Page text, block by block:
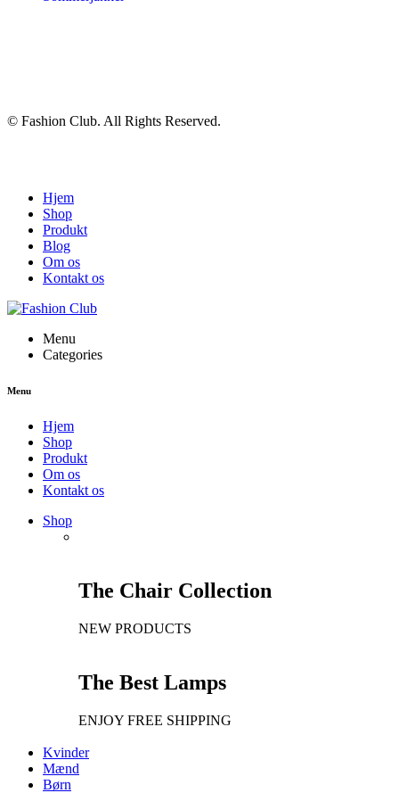
© Fashion Club. All Rights Reserved.
Hjem
Shop
Produkt
Blog
Om os
Kontakt os
Menu
Categories
Menu
Hjem
Shop
Produkt
Om os
Kontakt os
Shop
The Chair Collection
NEW PRODUCTS
The Best Lamps
ENJOY FREE SHIPPING
Kvinder
Mænd
Børn